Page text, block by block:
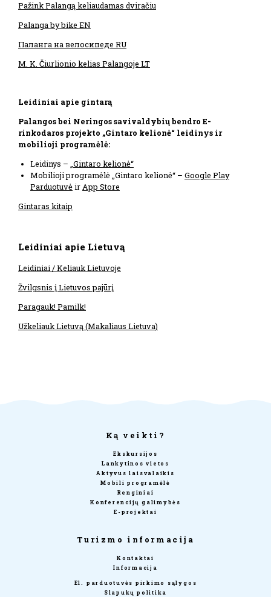
Pažink Palangą keliaudamas dviračiu
Palanga by bike EN
Паланга на велосипеде RU
M. K. Čiurlionio kelias Palangoje LT
Leidiniai apie gintarą
Palangos bei Neringos savivaldybių bendro E-
rinkodaros projekto „Gintaro kelionė“ leidinys ir
mobilioji programėlė:
Leidinys – „Gintaro kelionė“
Mobilioji programėlė „Gintaro kelionė“ – Google Play
Parduotuvėir App Store
Gintaras kitaip
Leidiniai apie Lietuvą
Leidiniai / Keliauk Lietuvoje
Žvilgsnis į Lietuvos pajūrį
Paragauk! Pamilk!
Užkeliauk Lietuvą (Makaliaus Lietuva)
Ką veikti?
Ekskursijos
Lankytinos vietos
Aktyvus laisvalaikis
Mobili programėlė
Renginiai
Konferencijų galimybės
E-projektai
Turizmo informacija
Kontaktai
Informacija
El. parduotuvės pirkimo sąlygos
Slapukų politika